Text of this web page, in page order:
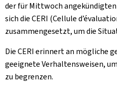
der für Mittwoch
sich die CERI (Cellule
zusammengesetzt, um die
Die CERI erinnert an mögliche
geeignete Verhaltensweisen,
zu begrenzen.